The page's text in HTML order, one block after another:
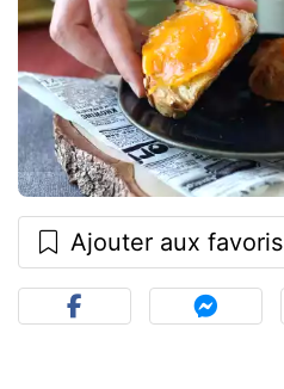
Ajouter aux favoris